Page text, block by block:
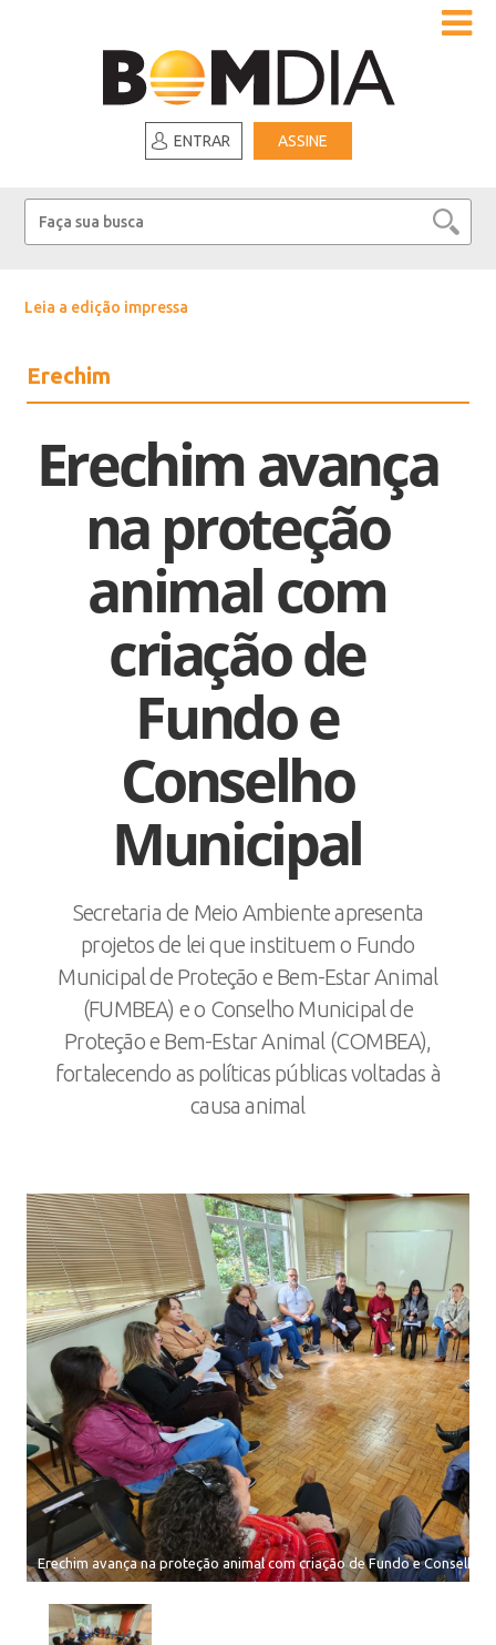
ENTRAR ASSINE
Leia a edição impressa
Erechim
Erechim avança
na proteção
animal com
criação de
Fundo e
Conselho
Municipal
Secretaria de Meio Ambiente apresenta
projetos de lei que instituem o Fundo
Municipal de Proteção e Bem-Estar Animal
(FUMBEA) e o Conselho Municipal de
Proteção e Bem-Estar Animal (COMBEA),
fortalecendo as políticas públicas voltadas à
causa animal
Erechim avança na proteção animal com criação de Fundo e Conselho